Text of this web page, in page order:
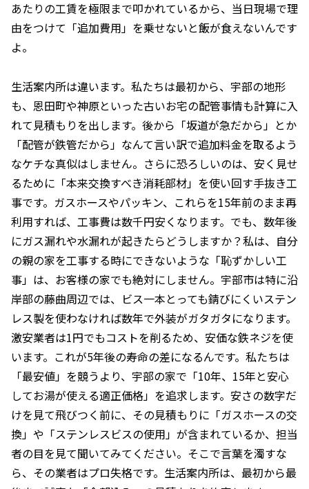
あたりの工賃を極限まで叩かれているから、当日現場で理
由をつけて「追加費用」を乗せないと飯が食えないんです
よ。
生活案内所は違います。私たちは最初から、宇部の地形
も、恩田町や神原といった古いお宅の配管事情も計算に入
れて見積もりを出します。後から「坂道が急だから」とか
「配管が鉄管だから」なんて言い訳で追加料金を取るよう
なケチな真似はしません。さらに恐ろしいのは、安く見せ
るために「本来交換すべき消耗部材」を使い回す手抜き工
事です。ガスホースやパッキン、これらを15年前のまま再
利用すれば、工事費は数千円安くなります。でも、数年後
にガス漏れや水漏れが起きたらどうしますか？私は、自分
の親の家を工事する時にできないような「恥ずかしい工
事」は、お客様の家でも絶対にしません。宇部市は特に沿
岸部の藤曲周辺では、ビス一本とっても錆びにくいステン
レス製を使わなければ数年で外装がガタガタになります。
激安業者は1円でもコストを削るため、安価な鉄ネジを使
います。これが5年後の寿命の差になるんです。私たちは
「最安値」を競うより、宇部の家で「10年、15年と安心
してお湯が使える適正価格」を追求します。安さの数字だ
けを見て飛びつく前に、その見積もりに「ガスホースの交
換」や「ステンレスビスの使用」が含まれているか、担当
者の目を見て聞いてみてください。そこで言葉を濁すな
ら、その業者はプロ失格です。生活案内所は、最初から最